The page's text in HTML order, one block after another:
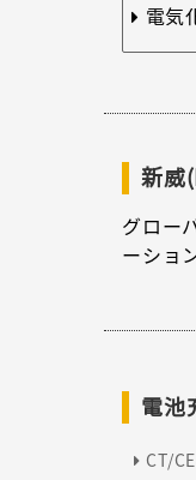
電気
新威
グロー
ーショ
電池
CT/